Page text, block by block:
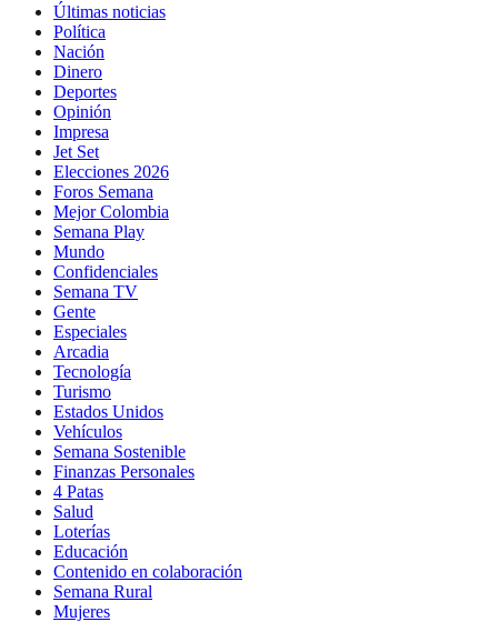
Últimas noticias
Política
Nación
Dinero
Deportes
Opinión
Impresa
Jet Set
Elecciones 2026
Foros Semana
Mejor Colombia
Semana Play
Mundo
Confidenciales
Semana TV
Gente
Especiales
Arcadia
Tecnología
Turismo
Estados Unidos
Vehículos
Semana Sostenible
Finanzas Personales
4 Patas
Salud
Loterías
Educación
Contenido en colaboración
Semana Rural
Mujeres